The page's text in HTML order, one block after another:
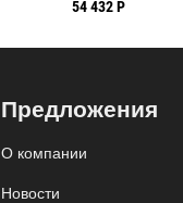
54 432 Р
Предложения
О компании
Новости